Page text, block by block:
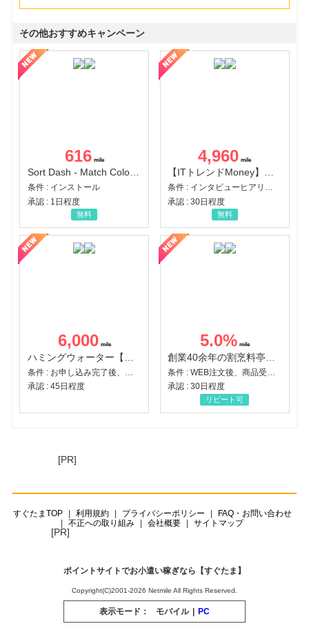
その他おすすめキャンペーン
616
Sort Dash - Match Color Puzzle（チャレンジ11完了）（Android）
条件 : インストール
承認 : 1日程度
無料
4,960
【ITトレンドMoney】相談プロモーション
条件 : インタビューヒアリング完了
承認 : 30日程度
無料
6,000
承認 : 45日程度
5.0%
承認 : 30日程度
リピート可
[PR]
すぐたまTOP 利用規約 プライバシーポリシー
FAQ・お問い合わせ
不正への取り組み
会社概要 サイトマップ
[PR]
ポイントサイトでお小遣い稼ぎなら【すぐたま】
Copyright(C)2001-2026 Netmile All Rights Reserved.
表示モード： モバイル | PC